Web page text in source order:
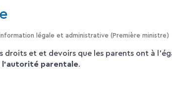
légale et administrative (Première ministre)
droits et et devoirs que les parents ont à
l'autorité parentale.